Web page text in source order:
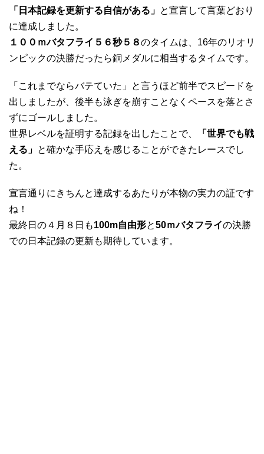
「日本記録を更新する自信がある」 と宣言して言葉どおり
に達成しました。
１００ｍバタフライ５６秒５８のタイムは、16年のリオリ
ンピックの決勝だったら銅メダルに相当するタイムです。
「これまでならバテていた」と言うほど前半でスピードを
出しましたが、後半も泳ぎを崩すことなくペースを落とさ
ずにゴールしました。
世界レベルを証明する記録を出したことで、
「世界でも戦
える」 と確かな手応えを感じることができたレースでし
た。
宣言通りにきちんと達成するあたりが本物の実力の証です
ね！
最終日の４月８日も100m自由形と50ｍバタフライの決勝
での日本記録の更新も期待しています。